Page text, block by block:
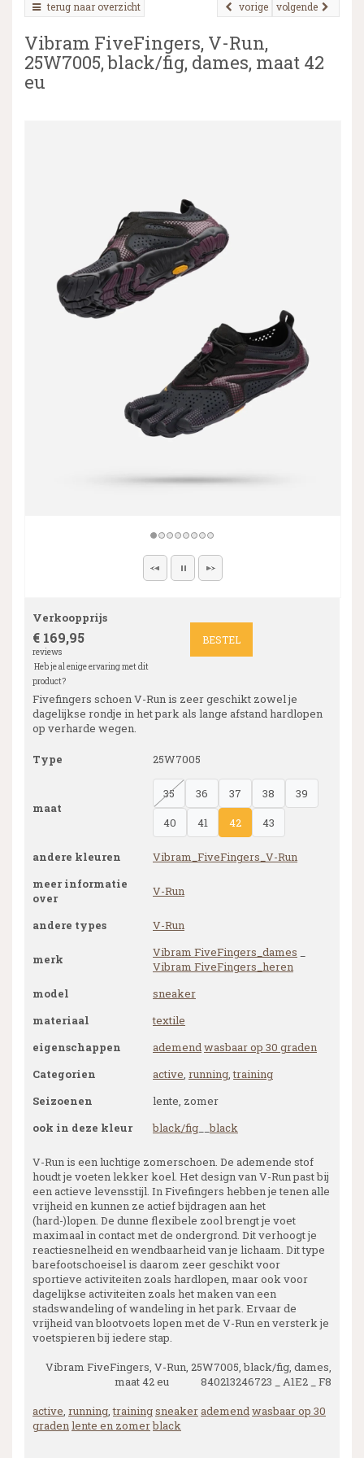
▼
terug naar overzicht volgende
vorige
Vibram FiveFingers, V-Run,
25W7005, black/fig, dames, maat 42
eu
Verkoopprijs
€ 169,95
reviews
Heb je al enige ervaring met dit
product?
BESTEL
Fivefingers schoen V-Run is zeer geschikt zowel je
dagelijkse rondje in het park als lange afstand hardlopen
op verharde wegen.
Type 25W7005
maat
35 36 37 38
39
40
41 42 43
andere kleuren
Vibram_FiveFingers_V-Run
meer informatie
over
V-Run
andere types V-Run
merk Vibram FiveFingers_dames
Vibram FiveFingers_heren
model
sneaker
materiaal
textile
eigenschappen
ademendwasbaar op 30 graden
Categorien
active, running,training
Seizoenen
lente, zomer
ook in deze kleur
black/fig __black
V-Run is een luchtige zomerschoen. De ademende stof
houdt je voeten lekker koel. Het design van V-Run past bij
een actieve levensstijl. In Fivefingers hebben je tenen alle
vrijheid en kunnen ze actief bijdragen aan het
(hard-)lopen. De dunne flexibele zool brengt je voet
maximaal in contact met de ondergrond. Dit verhoogt je
reactiesnelheid en wendbaarheid van je lichaam. Dit type
barefootschoeisel is daarom zeer geschikt voor
sportieve activiteiten zoals hardlopen, maar ook voor
dagelijkse activiteiten zoals het maken van een
stadswandeling of wandeling in het park. Ervaar de
vrijheid van blootvoets lopen met de V-Run en versterk je
voetspieren bij iedere stap.
Vibram FiveFingers, V-Run, 25W7005, black/fig, dames,
maat 42 eu 840213246723 _ A1E2 _ F8
active, running,trainingsneakerademendwasbaar op 30
gradenlente en zomerblack